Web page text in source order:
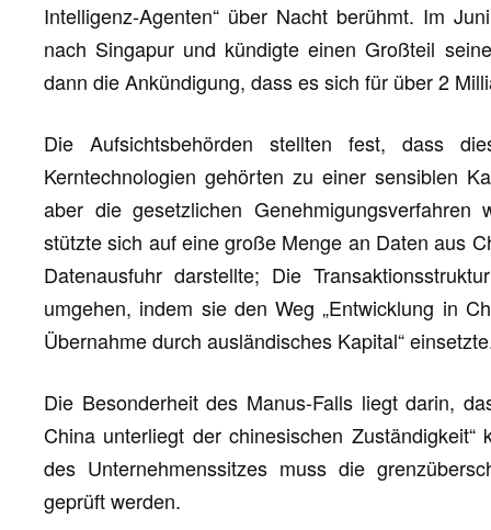
Intelligenz-Agenten“ über Nacht berühmt. Im
nach Singapur und kündigte einen Großteil
dann die Ankündigung, dass es sich für über 2
Die Aufsichtsbehörden stellten fest, dass
Kerntechnologien gehörten zu einer sensiblen
aber die gesetzlichen
stützte sich auf eine große Menge an Daten aus
Datenausfuhr darstellte; Die
umgehen, indem sie den Weg „Entwicklung in
Übernahme durch ausländisches Kapital“
Die Besonderheit des Manus-Falls liegt darin,
China unterliegt der chinesischen
des Unternehmenssitzes muss die
geprüft werden.